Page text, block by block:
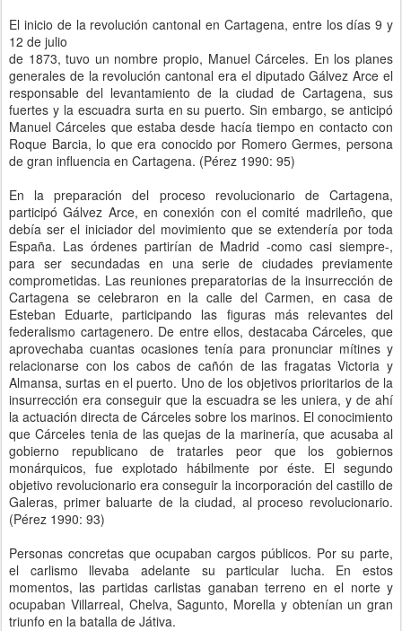
El inicio de la revolución cantonal en Cartagena, entre los días 9 y
12 de julio
de 1873, tuvo un nombre propio, Manuel Cárceles. En los planes
generales de la revolución cantonal era el diputado Gálvez Arce el
responsable del levantamiento de la ciudad de Cartagena, sus
fuertes y la escuadra surta en su puerto. Sin embargo, se anticipó
Manuel Cárceles que estaba desde hacía tiempo en contacto con
Roque Barcia, lo que era conocido por Romero Germes, persona
de gran influencia en Cartagena. (Pérez 1990: 95)
En la preparación del proceso revolucionario de Cartagena,
participó Gálvez Arce, en conexión con el comité madrileño, que
debía ser el iniciador del movimiento que se extendería por toda
España. Las órdenes partirían de Madrid -como casi siempre-,
para ser secundadas en una serie de ciudades previamente
comprometidas. Las reuniones preparatorias de la insurrección de
Cartagena se celebraron en la calle del Carmen, en casa de
Esteban Eduarte, participando las figuras más relevantes del
federalismo cartagenero. De entre ellos, destacaba Cárceles, que
aprovechaba cuantas ocasiones tenía para pronunciar mítines y
relacionarse con los cabos de cañón de las fragatas Victoria y
Almansa, surtas en el puerto. Uno de los objetivos prioritarios de la
insurrección era conseguir que la escuadra se les uniera, y de ahí
la actuación directa de Cárceles sobre los marinos. El conocimiento
que Cárceles tenia de las quejas de la marinería, que acusaba al
gobierno republicano de tratarles peor que los gobiernos
monárquicos, fue explotado hábilmente por éste. El segundo
objetivo revolucionario era conseguir la incorporación del castillo de
Galeras, primer baluarte de la ciudad, al proceso revolucionario.
(Pérez 1990: 93)
Personas concretas que ocupaban cargos públicos. Por su parte,
el carlismo llevaba adelante su particular lucha. En estos
momentos, las partidas carlistas ganaban terreno en el norte y
ocupaban Villarreal, Chelva, Sagunto, Morella y obtenían un gran
triunfo en la batalla de Játiva.